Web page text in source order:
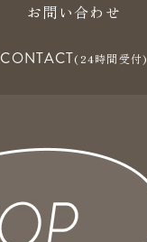
お問い合わせ
CONTACT(24時間受付)